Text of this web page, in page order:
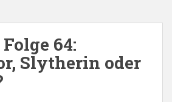
64:
Slytherin oder